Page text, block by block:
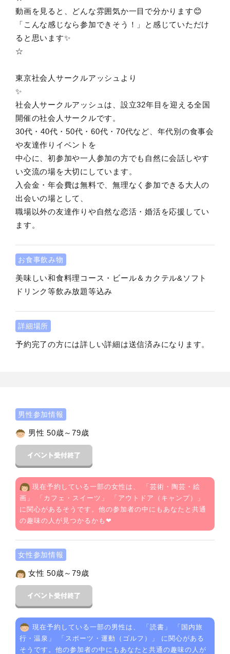
動画を見ると、どんな雰囲気か一目で分かります😊
「こんな感じなら参加できそう！」と感じていただけ
ると思います✨
☆
東京社会人サークルアッシュより
✨
社会人サークルアッシュは、設立32年目を迎える全国
開催の社会人サークルです。
30代・40代・50代・60代・70代など、年代別の食事会
や友達作りイベントを
中心に、初参加や一人参加の方でも自然に会話しやす
い交流の場を大切にしています。
入会金・年会費は無料で、無理なく参加できる大人の
出会いの場として、
職場以外の友達作りや自然な恋活・婚活を応援してい
ます。
お食事飲み物
美味しい和食料理コース・ビール＆カクテル&ソフト
ドリンク等飲み放題等込み
詳細場所
予約完了の方には詳しい詳細は送信済みになります。
男性参加情報
男性 50歳～79歳
現在予約している一部の女性は、 「芸術・陶芸・絵
画 」 「 カフェ・スイーツ 」 「 アウトドア（キャンプ）
」
に関心があるそうです。他の参加者の中にもあなたと共通
の趣味の人が見つかるかも❤
女性参加情報
女性 50歳～79歳
現在予約している一部の男性は、 「読書 」 「 国内旅
行・温泉 」 「 スポーツ・運動（ゴルフ）
」 に関心がある
そうです。他の参加者の中にもあなたと共通の趣味の人が